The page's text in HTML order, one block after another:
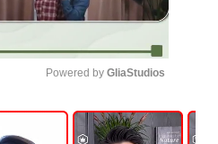
n
Powered by GliaStudios